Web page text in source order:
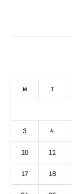
M T
3 4
10 11
17 18